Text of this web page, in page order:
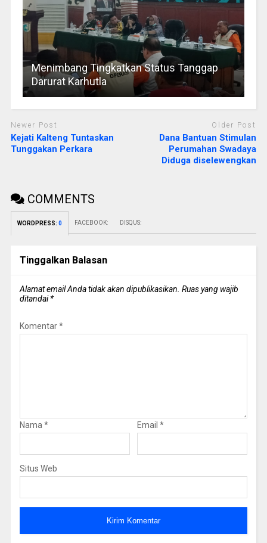
Menimbang Tingkatkan Status Tanggap
Darurat Karhutla
Newer Post
Kejati Kalteng Tuntaskan
Tunggakan Perkara
Older Post
Dana Bantuan Stimulan
Perumahan Swadaya
Diduga diselewengkan
COMMENTS
WORDPRESS: 0 FACEBOOK: DISQUS:
Tinggalkan Balasan
Alamat email Anda tidak akan dipublikasikan. Ruas yang wajib
ditandai*
Komentar*
Nama * Email *
Situs Web